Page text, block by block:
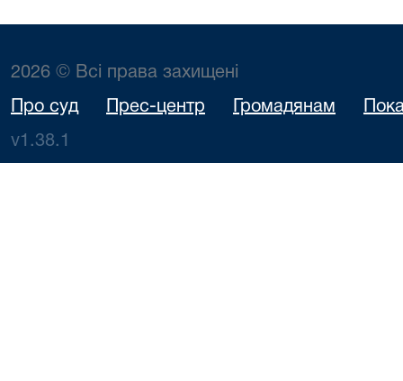
2026 © Всі права захищені
Про суд Прес-центр Громадянам
v1.38.1